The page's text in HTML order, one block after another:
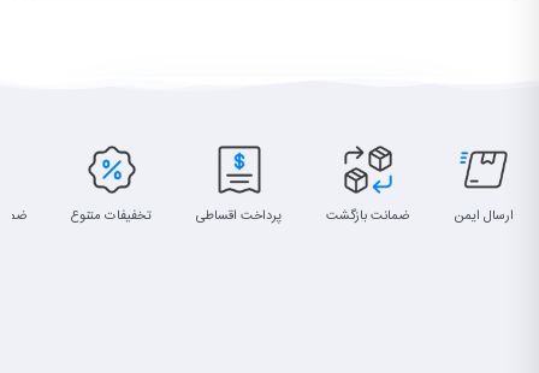
ارسال ایمن ضمانت بازگشت پرداخت اقساطی تخفیفات متنوع